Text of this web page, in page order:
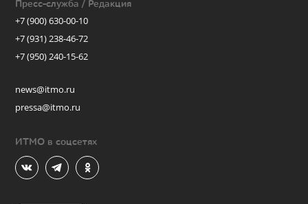
Пресс-служба / Редакция
+7 (900) 630-00-10
+7 (931) 238-46-72
+7 (950) 240-15-62
news@itmo.ru
pressa@itmo.ru
ИТМО в соцсетях